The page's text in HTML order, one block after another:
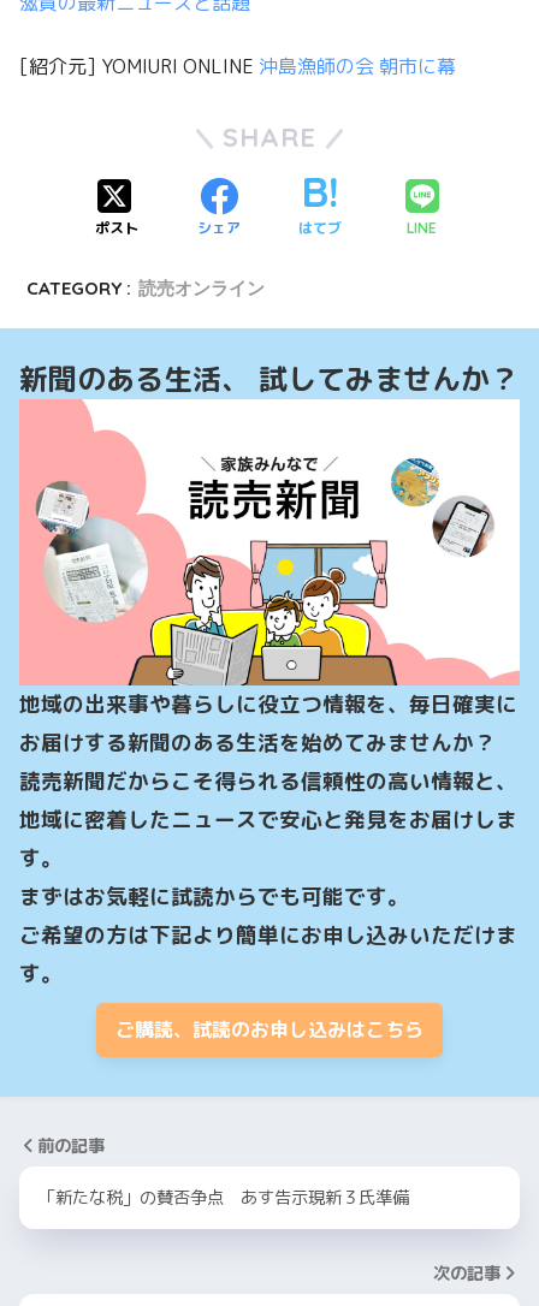
[紹介元] YOMIURI ONLINE 沖島漁師の会 朝市に幕
SHARE
ポスト シェア はてブ LINE
CATEGORY : 読売オンライン
新聞のある生活、 試してみませんか？
地域の出来事や暮らしに役立つ情報を、毎日確実に
お届けする新聞のある生活を始めてみませんか？
読売新聞だからこそ得られる信頼性の高い情報と、
地域に密着したニュースで安心と発見をお届けしま
す。
まずはお気軽に試読からでも可能です。
ご希望の方は下記より簡単にお申し込みいただけま
す。
ご購読、試読のお申し込みはこちら
前の記事
「新たな税」の賛否争点 あす告示現新３氏準備
次の記事